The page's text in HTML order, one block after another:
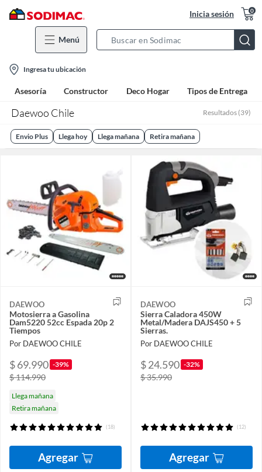
Inicia sesión 0
Menú
Bar
location-
icon
Ingresa tu ubicación
Asesoría Constructor Deco Hogar Tipos de Entrega
Daewoo Chile Resultados (39)
Envio Plus Llega hoy Llega mañana Retira mañana
DAEWOO
Motosierra a Gasolina
Dam5220 52cc Espada 20p 2
Tiempos
Por DAEWOO CHILE
$ 69.990 -39%
$ 114.990
Llega mañana
Retira mañana
(18)
Agregar
DAEWOO
Sierra Caladora 450W
Metal/Madera DAJS450 + 5
Sierras.
Por DAEWOO CHILE
$ 24.590 -32%
$ 35.990
(12)
Agregar